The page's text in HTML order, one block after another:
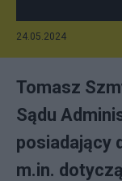
24.05.2024
Tomasz
Sądu
posiadający
m.in.